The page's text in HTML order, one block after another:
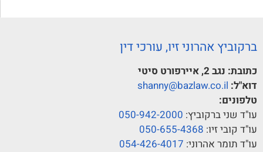
ברקוביץ אהרוני זיו, עורכי דין
כתובת: נגב 2, איירפורט סיטי
דוא"ל: shanny@bazlaw.co.il
טלפונים:
עו"ד שני ברקוביץ: 050-942-2000
עו"ד קובי זיו: 050-655-4368
עו"ד תומר אהרוני: 054-426-4017